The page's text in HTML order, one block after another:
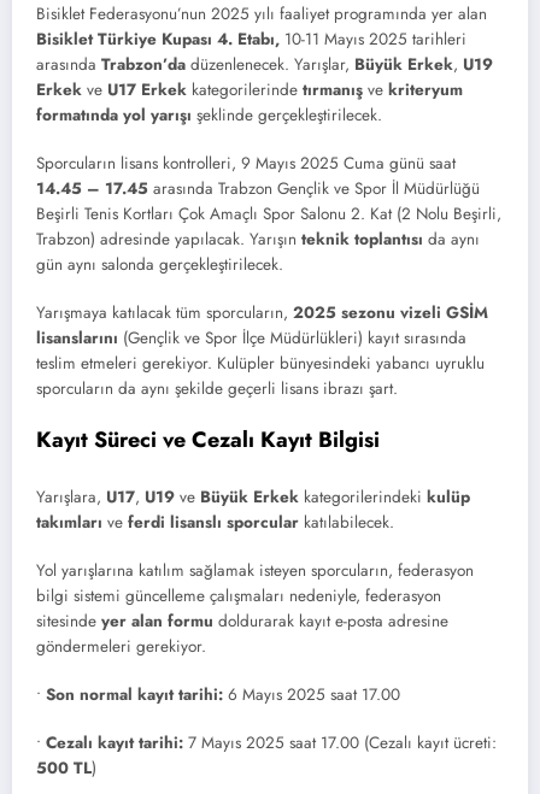
Bisiklet Federasyonu’nun 2025 yılı faaliyet programında yer alan
Bisiklet Türkiye Kupası 4. Etabı, 10-11 Mayıs 2025 tarihleri
arasında Trabzon’da düzenlenecek. Yarışlar, Büyük Erkek, U19
Erkek ve U17 Erkek kategorilerinde tırmanış ve kriteryum
formatında yol yarışı şeklinde gerçekleştirilecek.
Sporcuların lisans kontrolleri, 9 Mayıs 2025 Cuma günü saat
14.45 – 17.45 arasında Trabzon Gençlik ve Spor İl Müdürlüğü
Beşirli Tenis Kortları Çok Amaçlı Spor Salonu 2. Kat (2 Nolu Beşirli,
Trabzon) adresinde yapılacak. Yarışın teknik toplantısı da aynı
gün aynı salonda gerçekleştirilecek.
Yarışmaya katılacak tüm sporcuların, 2025 sezonu vizeli GSİM
lisanslarını (Gençlik ve Spor İlçe Müdürlükleri) kayıt sırasında
teslim etmeleri gerekiyor. Kulüpler bünyesindeki yabancı uyruklu
sporcuların da aynı şekilde geçerli lisans ibrazı şart.
Kayıt Süreci ve Cezalı Kayıt Bilgisi
Yarışlara, U17, U19 ve Büyük Erkek kategorilerindeki kulüp
takımları ve ferdi lisanslı sporcular katılabilecek.
Yol yarışlarına katılım sağlamak isteyen sporcuların, federasyon
bilgi sistemi güncelleme çalışmaları nedeniyle, federasyon
sitesinde yer alan formu doldurarak kayıt e-posta adresine
göndermeleri gerekiyor.
• Son normal kayıt tarihi: 6 Mayıs 2025 saat 17.00
• Cezalı kayıt tarihi: 7 Mayıs 2025 saat 17.00 (Cezalı kayıt ücreti:
500 TL)